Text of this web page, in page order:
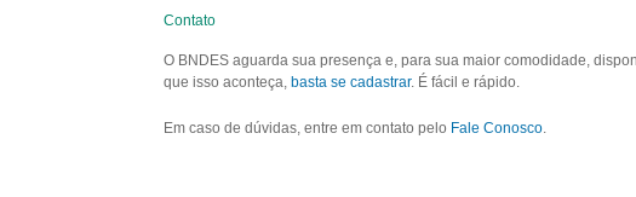
Contato
O BNDES aguarda sua presença e, para sua maior comodidade,
que isso aconteça, basta se cadastrar. É fácil e rápido.
Em caso de dúvidas, entre em contato pelo Fale Conosco.